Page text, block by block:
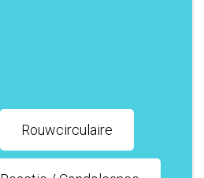
Rouwcirculaire